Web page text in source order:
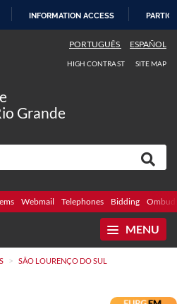
INFORMATION ACCESS
PORTUGUÊS ESPAÑOL
HIGH CONTRAST SITE MAP
Grande
Webmail Telephones Bidding
MENU
> SÃO LOURENÇO DO SUL